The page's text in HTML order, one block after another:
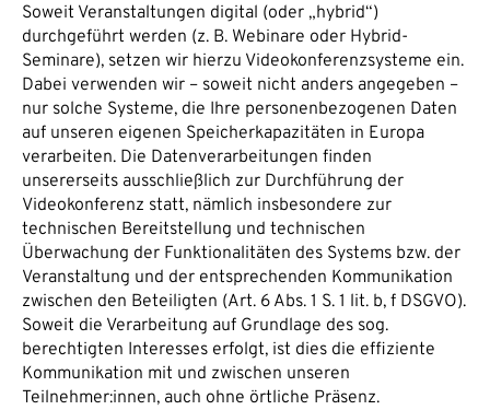
Soweit Veranstaltungen digital (oder „hybrid“)
durchgeführt werden (z. B. Webinare oder Hybrid-
Seminare), setzen wir hierzu Videokonferenzsysteme ein.
Dabei verwenden wir – soweit nicht anders angegeben –
nur solche Systeme, die Ihre personenbezogenen Daten
auf unseren eigenen Speicherkapazitäten in Europa
verarbeiten. Die Datenverarbeitungen finden
unsererseits ausschließlich zur Durchführung der
Videokonferenz statt, nämlich insbesondere zur
technischen Bereitstellung und technischen
Überwachung der Funktionalitäten des Systems bzw. der
Veranstaltung und der entsprechenden Kommunikation
zwischen den Beteiligten (Art. 6 Abs. 1 S. 1 lit. b, f DSGVO).
Soweit die Verarbeitung auf Grundlage des sog.
berechtigten Interesses erfolgt, ist dies die effiziente
Kommunikation mit und zwischen unseren
Teilnehmer:innen, auch ohne örtliche Präsenz.